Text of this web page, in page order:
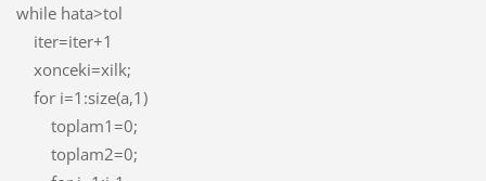
while hata>tol
iter=iter+1
xonceki=xilk;
for i=1:size(a,1)
toplam1=0;
toplam2=0;